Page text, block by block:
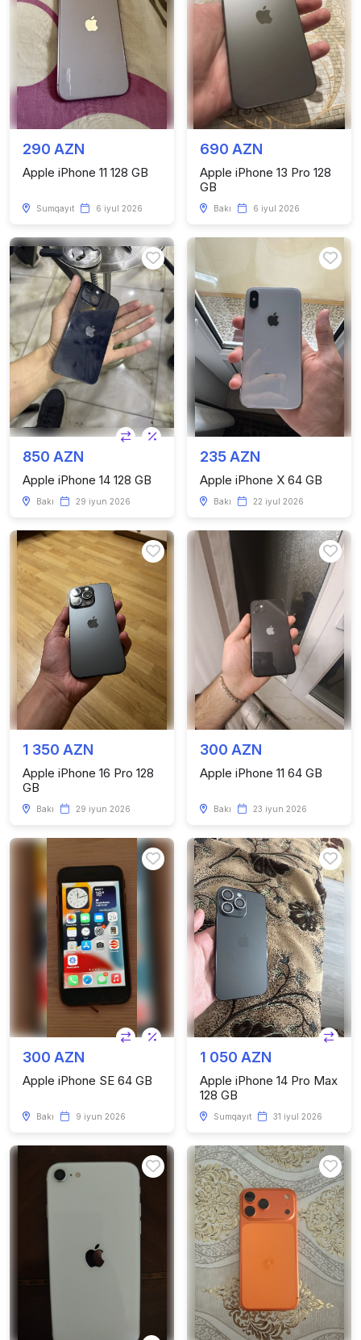
290 AZN
Apple iPhone 11 128 GB
Sumqayıt 6 iyul 2026
690 AZN
Apple iPhone 13 Pro 128
GB
Bakı 6 iyul 2026
850 AZN
Apple iPhone 14 128 GB
Bakı 29 iyun 2026
235 AZN
Apple iPhone X 64 GB
Bakı 22 iyul 2026
1 350 AZN
Apple iPhone 16 Pro 128
GB
Bakı 29 iyun 2026
300 AZN
Apple iPhone 11 64 GB
Bakı 23 iyun 2026
300 AZN
Apple iPhone SE 64 GB
Bakı 9 iyun 2026
1 050 AZN
Apple iPhone 14 Pro Max
128 GB
Sumqayıt 31 iyul 2026